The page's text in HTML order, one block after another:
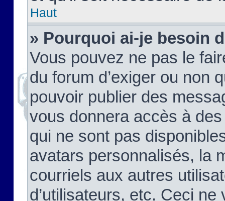
Haut
» Pourquoi ai-je besoin
Vous pouvez ne pas le
du forum d’exiger ou non
pouvoir publier des
vous donnera accès à
qui ne sont pas
avatars personnalisés, la
courriels aux autres
d’utilisateurs, etc. Ceci